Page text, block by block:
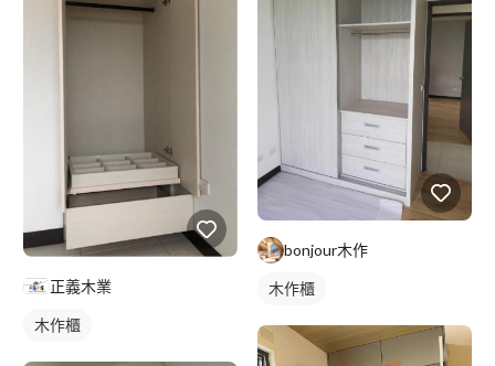
正義木業
木作櫃
bonjour木作
木作櫃